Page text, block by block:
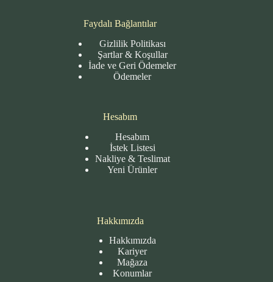
Faydalı Bağlantılar
Gizlilik Politikası
Şartlar & Koşullar
İade ve Geri Ödemeler
Ödemeler
Hesabım
Hesabım
İstek Listesi
Nakliye & Teslimat
Yeni Ürünler
Hakkımızda
Hakkımızda
Kariyer
Mağaza
Konumlar